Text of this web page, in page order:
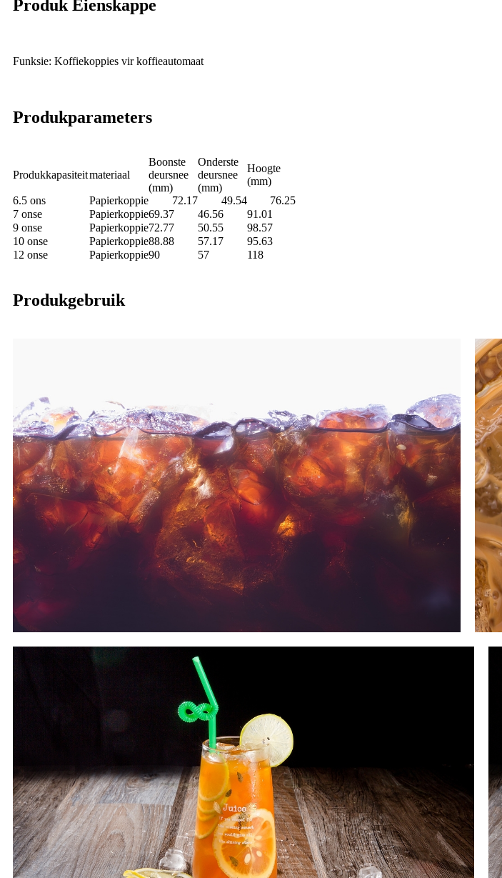
Produk Eienskappe
Funksie: Koffiekoppies vir koffieautomaat
Produkparameters
Produkkapasiteitmateriaal
Boonste
deursnee
(mm)
Onderste
deursnee
(mm)
Hoogte
(mm)
6.5 ons
Papierkoppie 72.17 49.54
76.25
7 onse
Papierkoppie69.37 46.56
91.01
9 onse
Papierkoppie72.77 50.55
98.57
10 onse
Papierkoppie88.88 57.17
95.63
12 onse
Papierkoppie90 57 118
Produkgebruik